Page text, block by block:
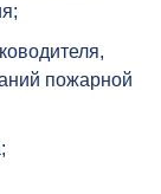
пожарной